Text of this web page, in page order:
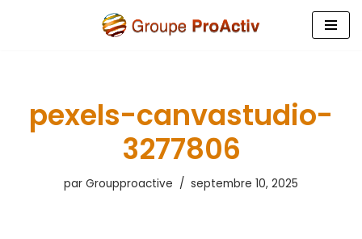
pexels-canvastudio-
3277806
par Groupproactive septembre 10, 2025